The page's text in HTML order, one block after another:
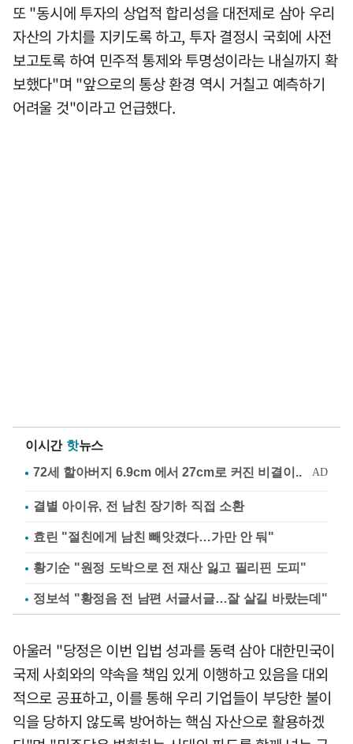
또 "동시에 투자의 상업적 합리성을 대전제로 삼아 우리
자산의 가치를 지키도록 하고, 투자 결정시 국회에 사전
보고토록 하여 민주적 통제와 투명성이라는 내실까지 확
보했다"며 "앞으로의 통상 환경 역시 거칠고 예측하기
어려울 것"이라고 언급했다.
이시간 핫뉴스
결별 아이유, 전 남친 장기하 직접 소환
효린 "절친에게 남친 빼앗겼다…가만 안 둬"
황기순 "원정 도박으로 전 재산 잃고 필리핀 도피"
정보석 "황정음 전 남편 서글서글…잘 살길 바랐는데"
아울러 "당정은 이번 입법 성과를 동력 삼아 대한민국이
국제 사회와의 약속을 책임 있게 이행하고 있음을 대외
적으로 공표하고, 이를 통해 우리 기업들이 부당한 불이
익을 당하지 않도록 방어하는 핵심 자산으로 활용하겠